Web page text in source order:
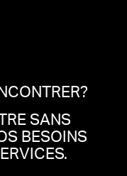
SANS
BESOINS